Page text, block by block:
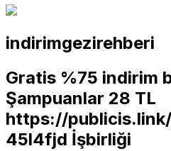
indirimgezirehberi
Gratis %75 indirim
Şampuanlar 28 TL
https://
45l4fjd İşbirliği